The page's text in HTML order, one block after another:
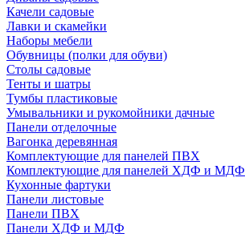
Качели садовые
Лавки и скамейки
Наборы мебели
Обувницы (полки для обуви)
Столы садовые
Тенты и шатры
Тумбы пластиковые
Умывальники и рукомойники дачные
Панели отделочные
Вагонка деревянная
Комплектующие для панелей ПВХ
Комплектующие для панелей ХДФ и МДФ
Кухонные фартуки
Панели листовые
Панели ПВХ
Панели ХДФ и МДФ